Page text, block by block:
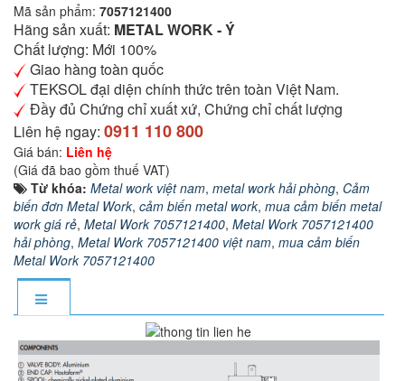
Mã sản phẩm: 7057121400
Hãng sản xuất: METAL WORK - Ý
Chất lượng: Mới 100%
Giao hàng toàn quốc
TEKSOL đại diện chính thức trên toàn Việt Nam.
Đầy đủ Chứng chỉ xuất xứ, Chứng chỉ chất lượng
Liên hệ ngay: 0911 110 800
Giá bán: Liên hệ
(Giá đã bao gồm thuế VAT)
Từ khóa: Metal work việt nam, metal work hải phòng, Cảm
biến đơn Metal Work, cảm biến metal work, mua cảm biến metal
work giá rẻ, Metal Work 7057121400, Metal Work 7057121400
hải phòng, Metal Work 7057121400 việt nam, mua cảm biến
Metal Work 7057121400